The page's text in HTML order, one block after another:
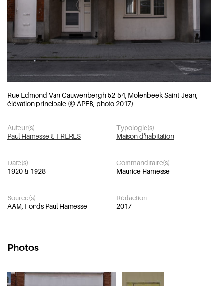
Rue Edmond Van Cauwenbergh 52-54, Molenbeek-Saint-Jean,
élévation principale (© APEB, photo 2017)
Auteur(s)
Paul Hamesse & FRÈRES
Typologie(s)
Maison d'habitation
Date(s)
1920 & 1928
Commanditaire(s)
Maurice Hamesse
Source(s)
AAM, Fonds Paul Hamesse
Rédaction
2017
Photos